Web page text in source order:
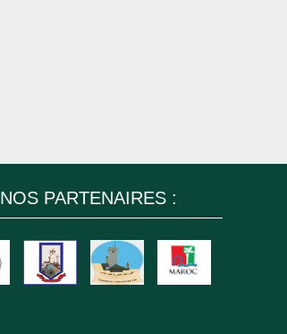
NOS PARTENAIRES :